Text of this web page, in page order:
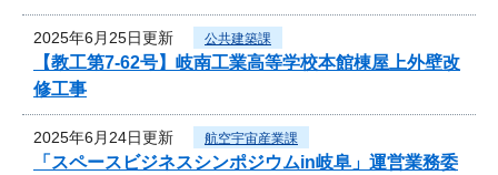
2025年6月25日更新 公共建築課
【教工第7-62号】岐南工業高等学校本館棟屋上外壁改
修工事
2025年6月24日更新 航空宇宙産業課
「スペースビジネスシンポジウムin岐阜」運営業務委